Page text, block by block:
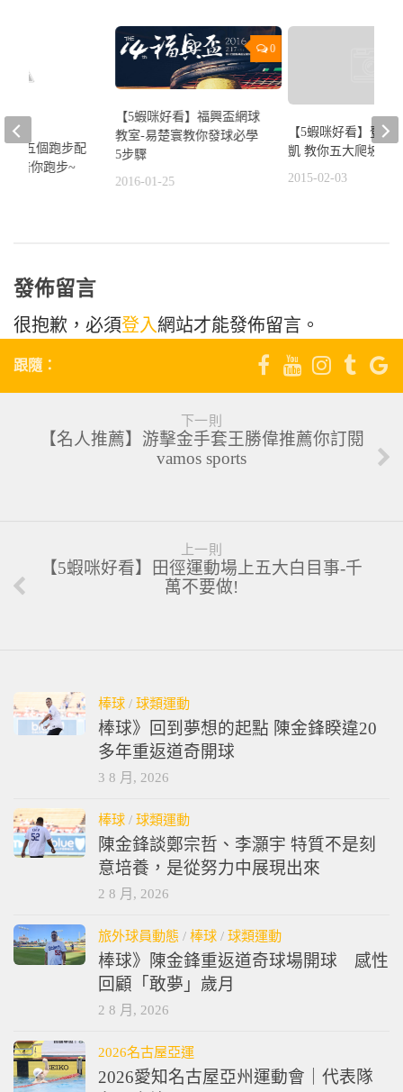
0
【5蝦咪好看】福興盃網球
教室-易楚寰教你發球必學
5步驟
2016-01-25
【5蝦咪好看】登山
凱 教你五大爬坡秘
2015-02-03
】五個跑步配
樂陪你跑步~
發佈留言
很抱歉，必須登入網站才能發佈留言。
跟隨：
下一則
【名人推薦】游擊金手套王勝偉推薦你訂閱
vamos sports
上一則
【5蝦咪好看】田徑運動場上五大白目事-千
萬不要做!
棒球 / 球類運動
棒球》回到夢想的起點 陳金鋒睽違20
多年重返道奇開球
3 8 月, 2026
棒球 / 球類運動
陳金鋒談鄭宗哲、李灝宇 特質不是刻
意培養，是從努力中展現出來
2 8 月, 2026
旅外球員動態 / 棒球 / 球類運動
棒球》陳金鋒重返道奇球場開球 感性
回顧「敢夢」歲月
2 8 月, 2026
2026名古屋亞運
2026愛知名古屋亞州運動會｜代表隊